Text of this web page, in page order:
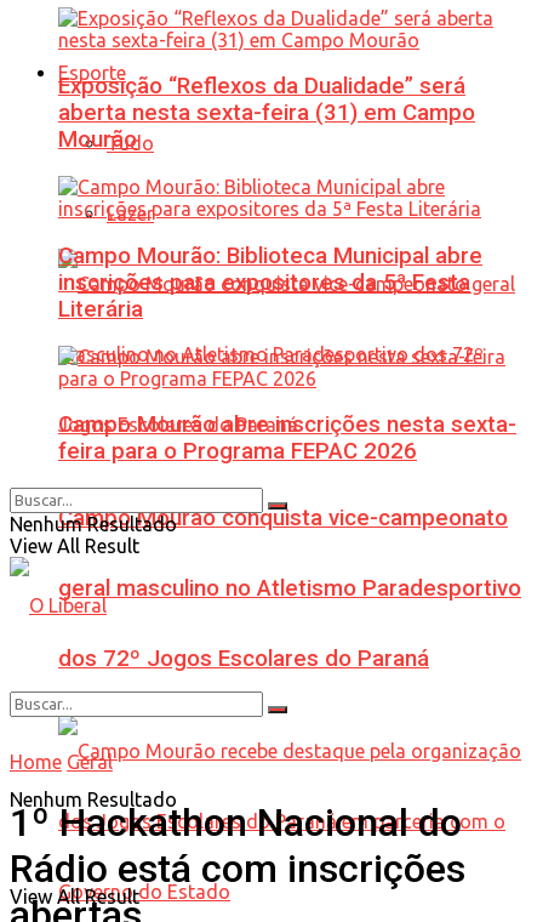
Esporte
Tudo
Lazer
Campo Mourão conquista vice-campeonato
geral masculino no Atletismo Paradesportivo
dos 72º Jogos Escolares do Paraná
Exposição “Reflexos da Dualidade” será
aberta nesta sexta-feira (31) em Campo
Mourão
Campo Mourão: Biblioteca Municipal abre
inscrições para expositores da 5ª Festa
Literária
Campo Mourão abre inscrições nesta sexta-
feira para o Programa FEPAC 2026
Nenhum Resultado
View All Result
Nenhum Resultado
View All Result
Home Geral
1º Hackathon Nacional do
Rádio está com inscrições